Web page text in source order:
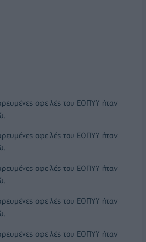
οφειλές του ΕΟΠΥΥ ήταν
οφειλές του ΕΟΠΥΥ ήταν
οφειλές του ΕΟΠΥΥ ήταν
οφειλές του ΕΟΠΥΥ ήταν
οφειλές του ΕΟΠΥΥ ήταν